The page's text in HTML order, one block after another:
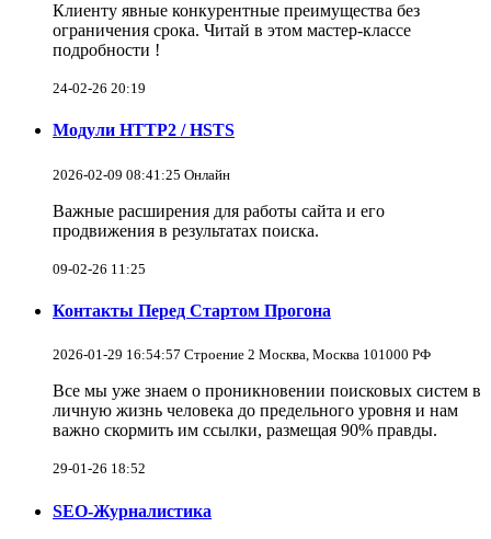
Клиенту явные конкурентные преимущества без
ограничения срока. Читай в этом мастер-классе
подробности !
24-02-26 20:19
Модули HTTP2 / HSTS
2026-02-09 08:41:25 Онлайн
Важные расширения для работы сайта и его
продвижения в результатах поиска.
09-02-26 11:25
Контакты Перед Стартом Прогона
2026-01-29 16:54:57 Строение 2 Москва, Москва 101000 РФ
Все мы уже знаем о проникновении поисковых систем в
личную жизнь человека до предельного уровня и нам
важно скормить им ссылки, размещая 90% правды.
29-01-26 18:52
SEO-Журналистика